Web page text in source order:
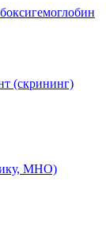
(скрининг)
МНО)